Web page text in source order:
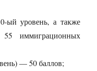
ый уровень, а также
иммиграционных
— 50 баллов;